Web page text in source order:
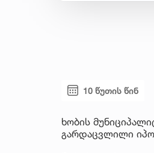
10 წუთის წინ
ხობის
გარდაცვლილი